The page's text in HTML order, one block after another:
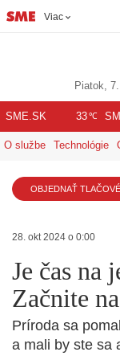
Viac
Piatok,
SME.SK 33℃
O službe Technológie
OBJEDNAŤ
28. okt 2024 o 0:00
Je čas na
Začnite
Príroda sa
a mali by ste sa